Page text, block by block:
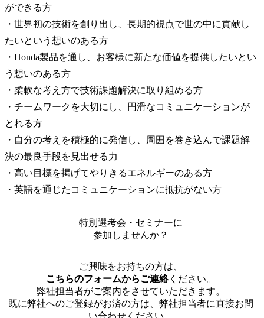
ができる方
・世界初の技術を創り出し、長期的視点で世の中に貢献し
たいという想いのある方
・Honda製品を通し、お客様に新たな価値を提供したいとい
う想いのある方
・柔軟な考え方で技術課題解決に取り組める方
・チームワークを大切にし、円滑なコミュニケーションが
とれる方
・自分の考えを積極的に発信し、周囲を巻き込んで課題解
決の最良手段を見出せる力
・高い目標を掲げてやりきるエネルギーのある方
・英語を通じたコミュニケーションに抵抗がない方
特別選考会・セミナーに
参加しませんか？
ご興味をお持ちの方は、
こちらのフォームからご連絡ください。
弊社担当者がご案内をさせていただきます。
既に弊社へのご登録がお済の方は、弊社担当者に直接お問